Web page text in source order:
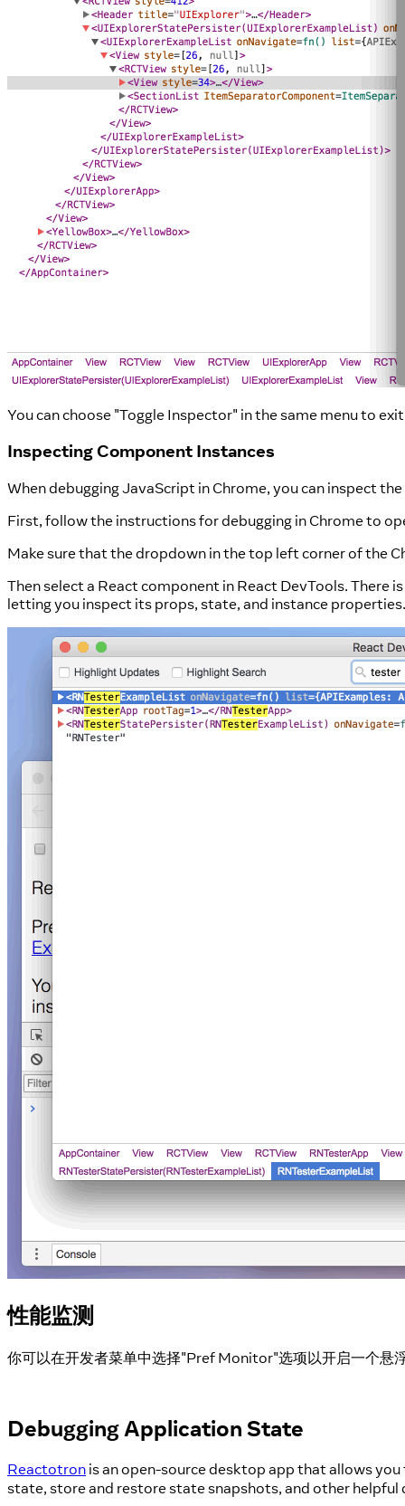
You can choose "Toggle Inspector" in the same menu to
Inspecting Component Instances
When debugging JavaScript in Chrome, you can inspect
First, follow the instructions for debugging in Chrome to
Make sure that the dropdown in the top left corner of the
Then select a React component in React DevTools. There
letting you inspect its props, state, and instance properties.
性能监测
你可以在开发者菜单中选择"Pref Monitor"选项以开启一个悬
Debugging Application State
Reactotron is an open-source desktop app that allows
state, store and restore state snapshots, and other